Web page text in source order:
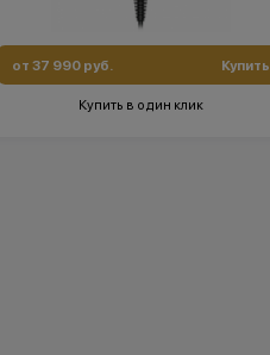
от 37 990 руб. Купить
Купить в один клик